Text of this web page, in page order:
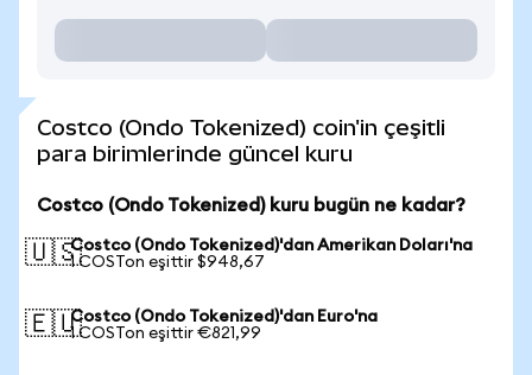
Costco (Ondo Tokenized) coin'in çeşitli
para birimlerinde güncel kuru
Costco (Ondo Tokenized) kuru bugün ne kadar?
🇺🇸Costco (Ondo Tokenized)'dan Amerikan Doları'na
1 COSTon eşittir $948,67
🇪🇺Costco (Ondo Tokenized)'dan Euro'na
1 COSTon eşittir €821,99